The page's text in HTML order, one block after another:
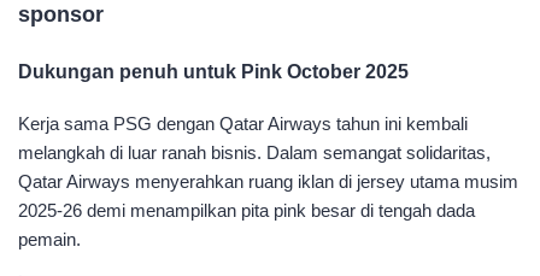
sponsor
Dukungan penuh untuk Pink October 2025
Kerja sama PSG dengan Qatar Airways tahun ini kembali
melangkah di luar ranah bisnis. Dalam semangat solidaritas,
Qatar Airways menyerahkan ruang iklan di jersey utama musim
2025-26 demi menampilkan pita pink besar di tengah dada
pemain.